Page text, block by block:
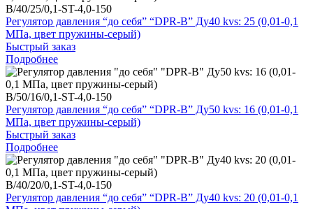
B/40/25/0,1-ST-4,0-150
Регулятор давления “до себя” “DPR-B” Ду40 kvs: 25 (0,01-0,1
МПа, цвет пружины-серый)
Быстрый заказ
Подробнее
B/50/16/0,1-ST-4,0-150
Регулятор давления “до себя” “DPR-B” Ду50 kvs: 16 (0,01-0,1
МПа, цвет пружины-серый)
Быстрый заказ
Подробнее
B/40/20/0,1-ST-4,0-150
Регулятор давления “до себя” “DPR-B” Ду40 kvs: 20 (0,01-0,1